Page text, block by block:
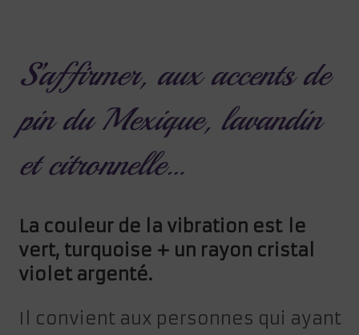
S’affirmer, aux accents de
pin du Mexique, lavandin
et citronnelle…
La couleur de la vibration est le
vert, turquoise + un rayon cristal
violet argenté.
Il convient aux personnes qui ayant